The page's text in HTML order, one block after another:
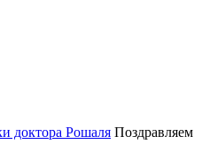
доктора Рошаля Поздравляем